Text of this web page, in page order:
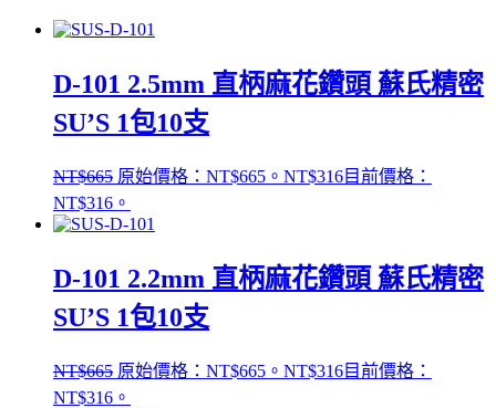
D-101 2.5mm 直柄麻花鑽頭 蘇氏精密
SU’S 1包10支
NT$665 原始價格：NT$665。 NT$316目前價格：
NT$316。
D-101 2.2mm 直柄麻花鑽頭 蘇氏精密
SU’S 1包10支
NT$665 原始價格：NT$665。 NT$316目前價格：
NT$316。